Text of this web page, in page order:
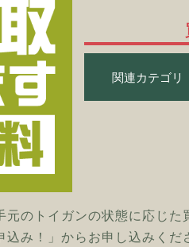
関連カテゴリ
のトイガンの状態に応じ
み！」からお申し込みくだ